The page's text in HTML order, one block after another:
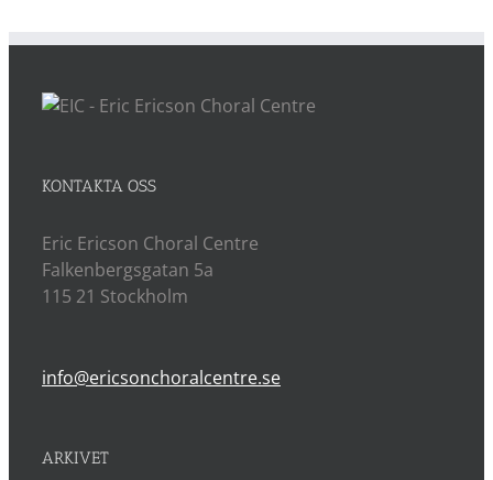
KONTAKTA OSS
Eric Ericson Choral Centre
Falkenbergsgatan 5a
115 21 Stockholm
info@ericsonchoralcentre.se
ARKIVET